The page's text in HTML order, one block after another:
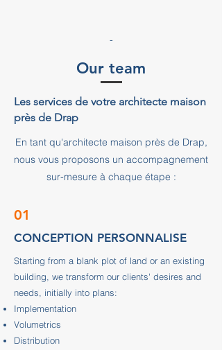
-
Our team
Les services de votre architecte maison
près de Drap
En tant qu'architecte maison près de Drap,
nous vous proposons un accompagnement
sur-mesure à chaque étape :
01
CONCEPTION PERSONNALISE
Starting from a blank plot of land or an existing
building, we transform our clients' desires and
needs, initially into plans:
Implementation
Volumetrics
Distribution